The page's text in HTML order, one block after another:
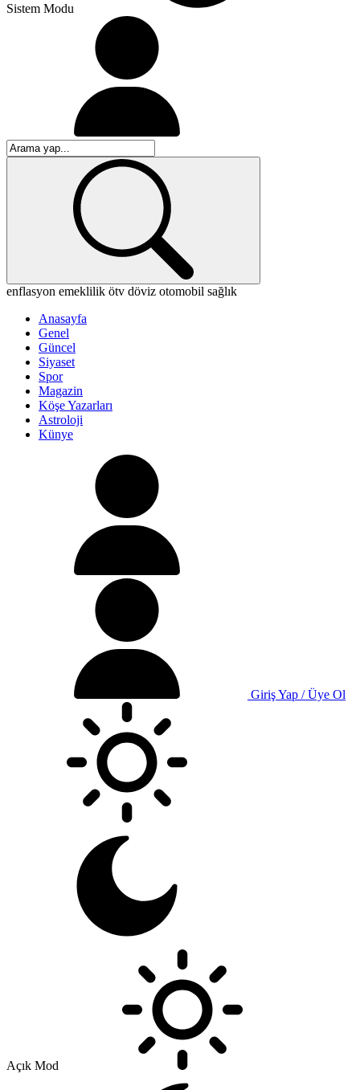
Sistem Modu
enflasyon emeklilik ötv döviz otomobil sağlık
Anasayfa
Genel
Güncel
Siyaset
Spor
Magazin
Köşe Yazarları
Astroloji
Künye
Giriş Yap / Üye Ol
Açık Mod